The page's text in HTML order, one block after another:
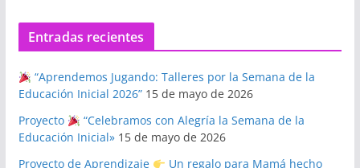
Entradas recientes
“Aprendemos Jugando: Talleres por la Semana de la
Educación Inicial 2026” 15 de mayo de 2026
Proyecto
“Celebramos con Alegría la Semana de la
Educación Inicial» 15 de mayo de 2026
Proyecto de Aprendizaje
Un regalo para Mamá hecho